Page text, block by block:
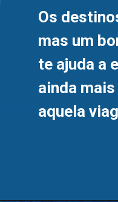
Os
mas um
te ajuda a
ainda
aquela